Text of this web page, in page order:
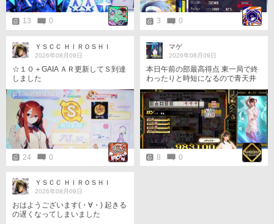
13 0 3 0
ＹＳＣＣ ＨＩＲＯＳＨＩ
2026年08月09日
☆１０＋GAIA ＡＲ更新してＳ到達
しました
24 0
マゲ
2026年08月09日
本日午前の部最高得点 東一局で終
わったりと時短になるので青天井
8 0
ＹＳＣＣ ＨＩＲＯＳＨＩ
2026年08月09日
おはようございます(・∀・) 起きる
の遅くなってしまいました